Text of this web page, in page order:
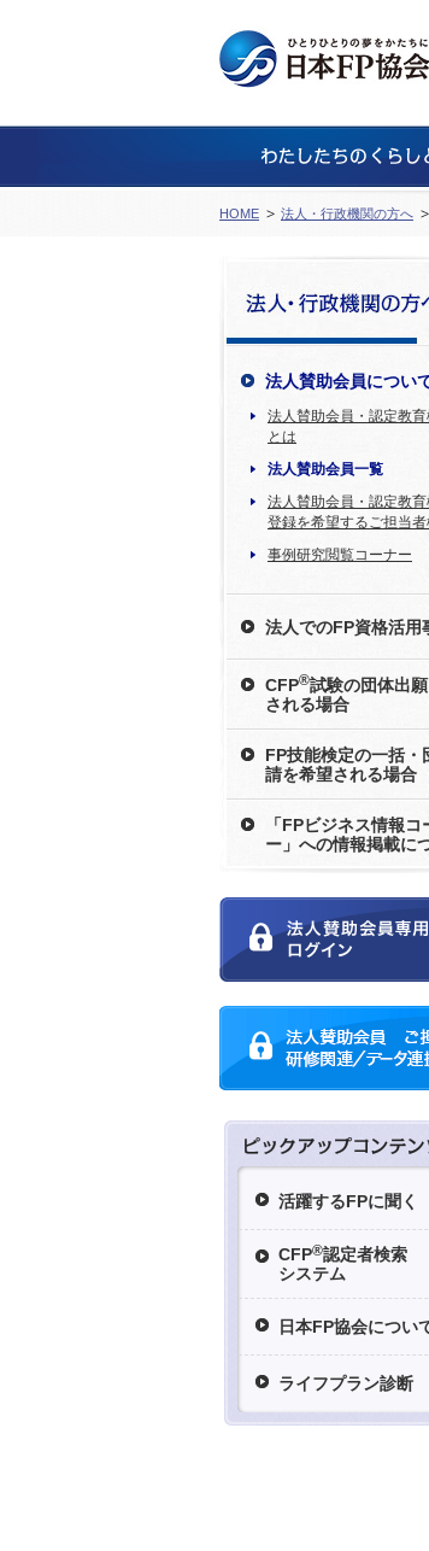
HOME 法人・行政機関の方へ
法人賛助会員につい
法人賛助会員・認定教育
とは
法人賛助会員一覧
法人賛助会員・認定教
登録を希望するご担当
事例研究閲覧コーナー
法人でのFP資格活用
CFP®試験の団体出
される場合
FP技能検定の一括・
請を希望される場合
「FPビジネス情報コ
ー」への情報掲載に
活躍するFPに聞く
CFP®認定者検索
システム
日本FP協会につい
ライフプラン診断